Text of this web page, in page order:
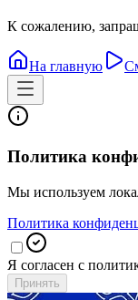
К сожалению,
На главную
Политика
Мы используем
Политика
Я согласен с
Принять